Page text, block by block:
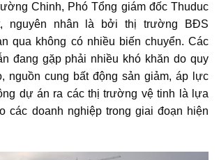
Chinh, Phó Tổng giám đốc Thuduc
nguyên nhân là bởi thị trường BĐS
qua không có nhiều biến chuyển. Các
đang gặp phải nhiều khó khăn do quy
nguồn cung bất động sản giảm, áp lực
dự án ra các thị trường vệ tinh là lựa
các doanh nghiệp trong giai đoạn hiện